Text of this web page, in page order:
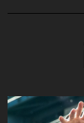
Oliver